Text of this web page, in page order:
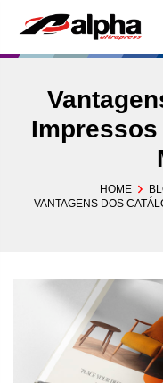
conteúdo
HOME
VANTAGENS DOS